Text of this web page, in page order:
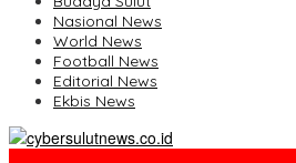
Nasional News
World News
Football News
Editorial News
Ekbis News